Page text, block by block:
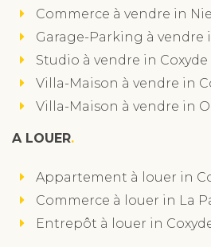
Commerce à vendre in
Garage-Parking à vendre
Studio à vendre in Coxyde
Villa-Maison à vendre in
Villa-Maison à vendre in
A LOUER
Appartement à louer in
Commerce à louer in La
Entrepôt à louer in